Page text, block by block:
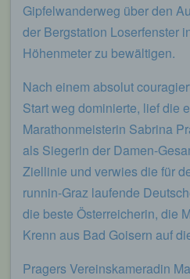
Gipfelwanderweg über den
der Bergstation Loserfenster
Höhenmeter zu bewältigen.
Nach einem absolut
Start weg dominierte, lief die
Marathonmeisterin Sabrina
als Siegerin der Damen-
Ziellinie und verwies die für
runnin-Graz laufende
die beste Österreicherin, die
Krenn aus Bad Goisern auf
Pragers Vereinskameradin